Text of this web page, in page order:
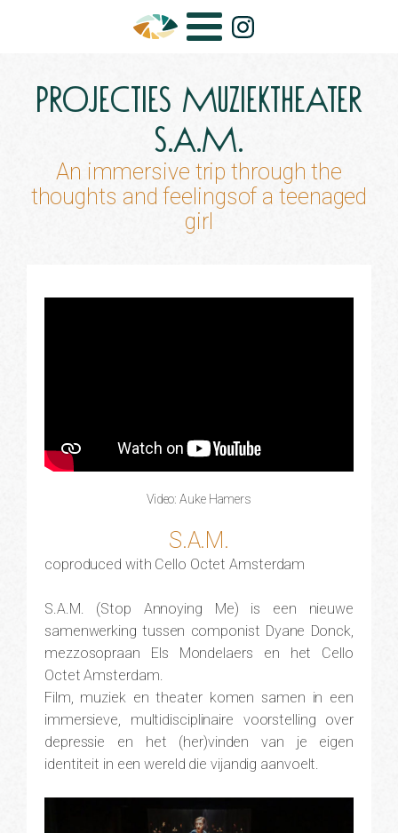
Projecties Muziektheater
S.A.M.
An immersive trip through the
thoughts and feelingsof a teenaged
girl
Video: Auke Hamers
S.A.M.
coproduced with Cello Octet Amsterdam
S.A.M. (Stop Annoying Me) is een nieuwe
samenwerking tussen componist Dyane Donck,
mezzosopraan Els Mondelaers en het Cello
Octet Amsterdam.
Film, muziek en theater komen samen in een
immersieve, multidisciplinaire voorstelling over
depressie en het (her)vinden van je eigen
identiteit in een wereld die vijandig aanvoelt.